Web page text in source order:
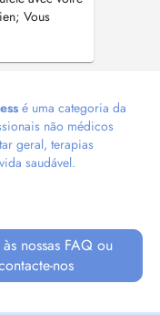
Vous
après
souffrez de
é uma categoria da
não médicos
geral, terapias
saudável.
nossas FAQ ou
nos